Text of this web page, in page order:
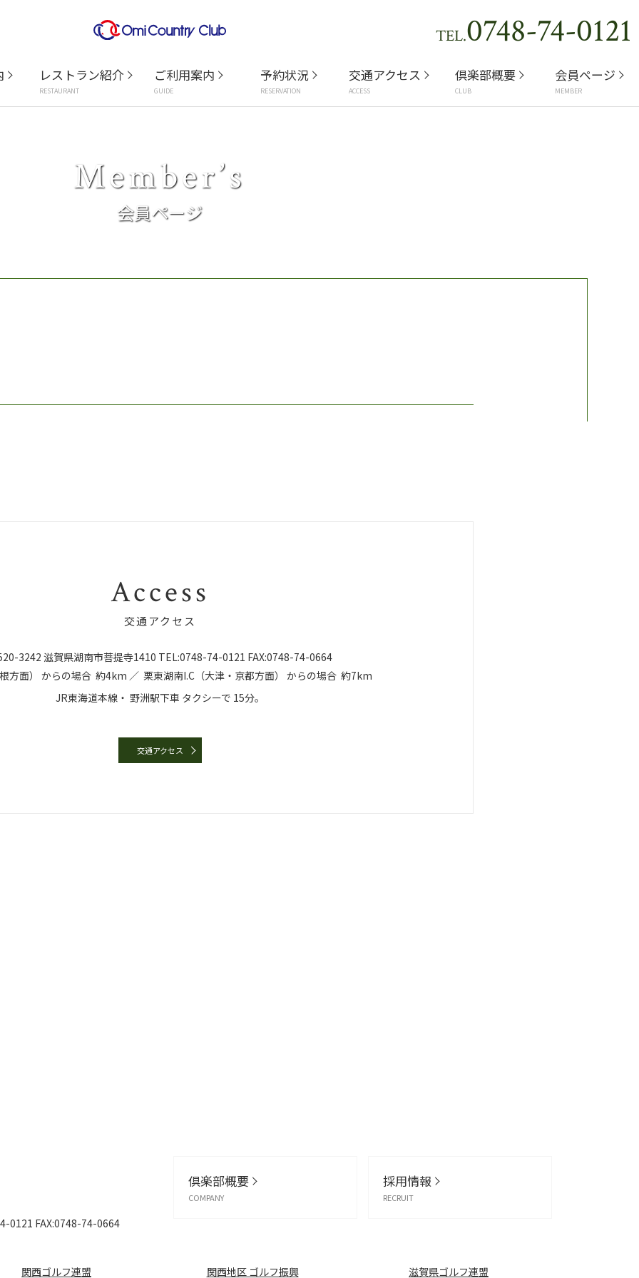
TEL.0748-74-0121
レストラン紹介
RESTAURANT
ご利用案内
GUIDE
予約状況
RESERVATION
交通アクセス
ACCESS
倶楽部概要
CLUB
会員ページ
MEMBER
Member’s
会員ページ
Access
交通アクセス
3242 滋賀県湖南市菩提寺1410 TEL:0748-74-0121 FAX:0748-74-0664
方面） からの場合 約4km ／ 栗東湖南I.C（大津・京都方面） からの場合 約7km
JR東海道本線・ 野洲駅下車 タクシーで 15分。
交通アクセス
倶楽部概要
COMPANY
採用情報
RECRUIT
0121 FAX:0748-74-0664
関西ゴルフ連盟 関西地区 ゴルフ振興 滋賀県ゴルフ連盟